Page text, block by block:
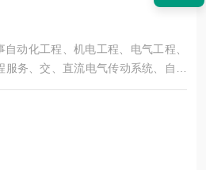
动化工程、机电工程、电气工程、
务、交、直流电气传动系统、自动
与服务，不但可以独立承包工程项
工、纺织、食品、制药、电力、环